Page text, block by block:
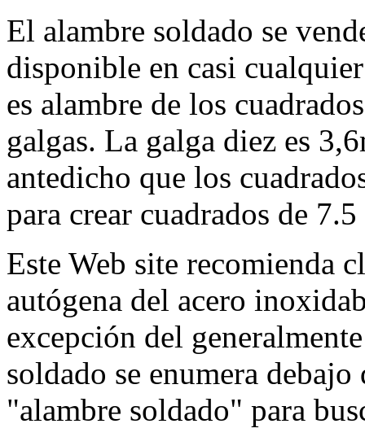
El alambre soldado se
disponible en casi
es alambre de los
galgas. La galga diez es
antedicho que los
para crear cuadrados de
Este Web site recomienda
autógena del acero
excepción del
soldado se enumera
"alambre soldado" para